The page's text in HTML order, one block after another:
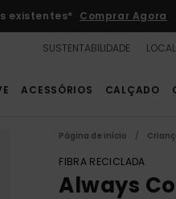
existentes* Comprar Agora
SUSTENTABILIDADE
ACESSÓRIOS CALÇADO
Página de início
FIBRA RECICLADA
Always